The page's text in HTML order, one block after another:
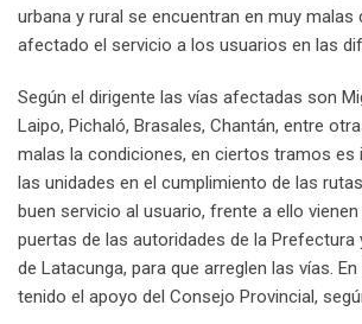
urbana y rural se encuentran en muy malas
afectado el servicio a los usuarios en las
Según el dirigente las vías afectadas son
Laipo, Pichaló, Brasales, Chantán, entre
malas la condiciones, en ciertos tramos es
las unidades en el cumplimiento de las
buen servicio al usuario, frente a ello
puertas de las autoridades de la Prefectura
de Latacunga, para que arreglen las vías.
tenido el apoyo del Consejo Provincial,